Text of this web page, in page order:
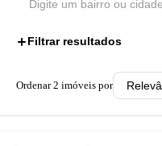
Filtrar resultados
Ordenar2 imóveis por